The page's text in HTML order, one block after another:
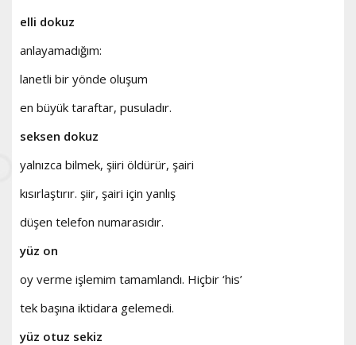
elli dokuz
anlayamadığım:
lanetli bir yönde oluşum
en büyük taraftar, pusuladır.
seksen dokuz
yalnızca bilmek, şiiri öldürür, şairi
kısırlaştırır. şiir, şairi için yanlış
düşen telefon numarasıdır.
yüz on
oy verme işlemim tamamlandı. Hiçbir ‘his’
tek başına iktidara gelemedi.
yüz otuz sekiz